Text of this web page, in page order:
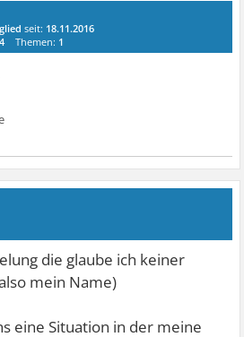
seit: 18.11.2016
4 Themen: 1
die glaube ich keiner
mein Name)
eine Situation in der meine